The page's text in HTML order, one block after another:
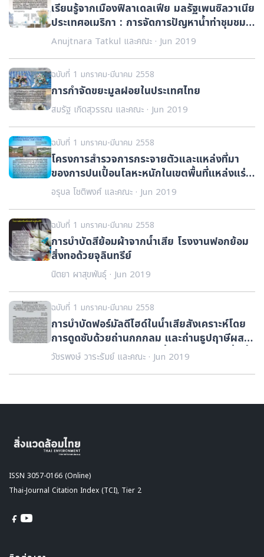
เรียนรู้จากเมืองฟิลาเดลเฟีย มลรัฐเพนซิลวาเนีย
ประเทศอเมริกา : การจัดการปัญหาน้ำท่าชุมชม
อย่างยั่งยืนและเป็นมิตรต่อสิ่งแวดล้อม
Anujtnara Tatkul และคณะ · Jun 2019
ฉบับที่ 1 มกราคม-มีนาคม 2558
การกำจัดขยะมูลฝอยในประเทศไทย
สมรัฐ เกิดสุวรรณ และคณะ · Jun 2019
ฉบับที่ 1 มกราคม-มีนาคม 2558
โครงการสำรวจการกระจายตัวและแหล่งที่มา
ของการปนเปื้อนโลหะหนักในเขตพื้นที่แหล่งแร่
ทองคำภูทับฟ้า ตำบลเขาหลวง อำเภอวังสะพุง
จังหวัดเลย : ส่วนที่ 3 น้ำผิวดิน
อรุบล โชติพงศ์ และคณะ · Jun 2019
ฉบับที่ 1 มกราคม-มีนาคม 2558
การบำบัดสีย้อมผ้าจากน้ำเสีย โรงงานฟอกย้อม
สิ่งทอด้วยจุลินทรีย์
นิตยา ผาสุขพันธุ์ · Jun 2019
ฉบับที่ 1 มกราคม-มีนาคม 2558
การบำบัดฟอร์มัลดีไฮด์ในน้ำเสียสังเคราะห์โดย
การดูดซับด้วยถ่านกกกลม และถ่านธูปฤาษีผสม
ดินร่วมกับระบบหญ้ากรองน้ำเสียและระบบพื้นที่
ชุ่มน้ำเทียมในหน่วยทดลองขนาดเล็ก
วัชรพงษ์ วาระรัมย์ และคณะ · Jun 2019
ISSN 3057-0166 (Online)
Thai-Journal Citation Index (TCI), Tier 2